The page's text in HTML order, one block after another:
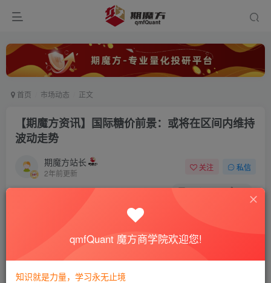
首页 市场动态 正文
【期魔方资讯】国际糖价前景：或将在区间内维持
波动走势
期魔方站长
2年前更新
关注 私信
0 2684 92
原糖期货主力合约更是跌破19美分/磅的关键支撑位，触及了
qmfQuant 魔方商学院欢迎您!
知识就是力量，学习永无止境